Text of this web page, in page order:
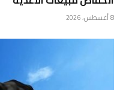
8 أغسطس، 2026